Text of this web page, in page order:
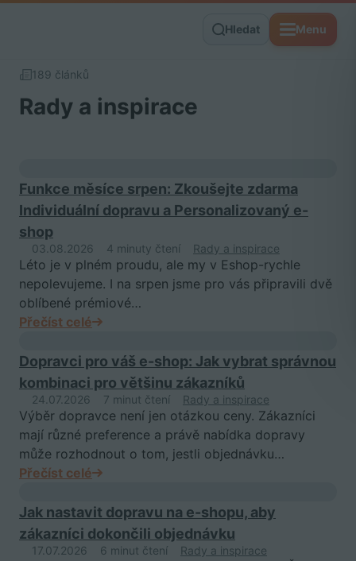
Hledat Menu
189 článků
Rady a inspirace
Funkce měsíce srpen: Zkoušejte zdarma
Individuální dopravu a Personalizovaný e-
shop
03.08.2026 4 minuty čtení Rady a inspirace
Léto je v plném proudu, ale my v Eshop-rychle
nepolevujeme. I na srpen jsme pro vás připravili dvě
oblíbené prémiové…
Přečíst celé
Dopravci pro váš e-shop: Jak vybrat správnou
kombinaci pro většinu zákazníků
24.07.2026 7 minut čtení Rady a inspirace
Výběr dopravce není jen otázkou ceny. Zákazníci
mají různé preference a právě nabídka dopravy
může rozhodnout o tom, jestli objednávku…
Přečíst celé
Jak nastavit dopravu na e-shopu, aby
zákazníci dokončili objednávku
17.07.2026 6 minut čtení Rady a inspirace